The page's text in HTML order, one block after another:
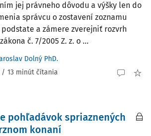
jej právneho dôvodu a výšky len do
správcu o zostavení zoznamu
a zámere zverejniť rozvrh
č. 7/2005 Z. z. o ...
Dolný PhD.
/ 13 minút čítania
pohľadávok spriaznených
konaní